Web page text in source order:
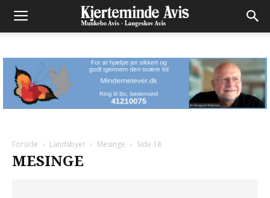
Forside Landsbyer Mesinge Side 18
MESINGE